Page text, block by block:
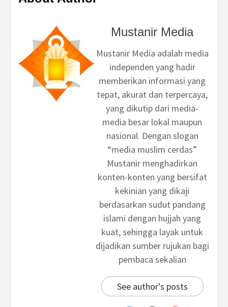
Mustanir Media
Mustanir Media adalah media
independen yang hadir
memberikan informasi yang
tepat, akurat dan terpercaya,
yang dikutip dari media-
media besar lokal maupun
nasional. Dengan slogan
“media muslim cerdas”
Mustanir menghadirkan
konten-konten yang bersifat
kekinian yang dikaji
berdasarkan sudut pandang
islami dengan hujjah yang
kuat, sehingga layak untuk
dijadikan sumber rujukan bagi
pembaca sekalian
See author's posts